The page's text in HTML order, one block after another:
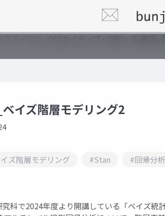
イズ階層モデリング2
ズ階層モデリング #Stan #回帰分析
科で2024年度より開講している「ベイズ統